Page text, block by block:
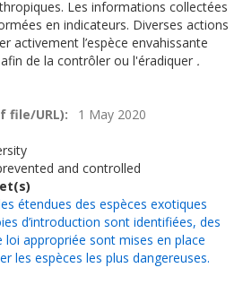
Les informations collectées
en indicateurs. Diverses actions
activement l’espèce envahissante
afin de la contrôler ou l'éradiquer ​​​​​​ .
file/URL)
1 May 2020
and controlled
étendues des espèces exotiques
d’introduction sont identifiées, des
appropriée sont mises en place
les espèces les plus dangereuses.